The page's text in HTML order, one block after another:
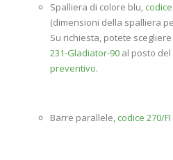
Spalliera di colore blu,
(dimensioni della spalliera
Su richiesta, potete
231-Gladiator-90 al posto del
preventivo.
Barre parallele, codice 270/FI